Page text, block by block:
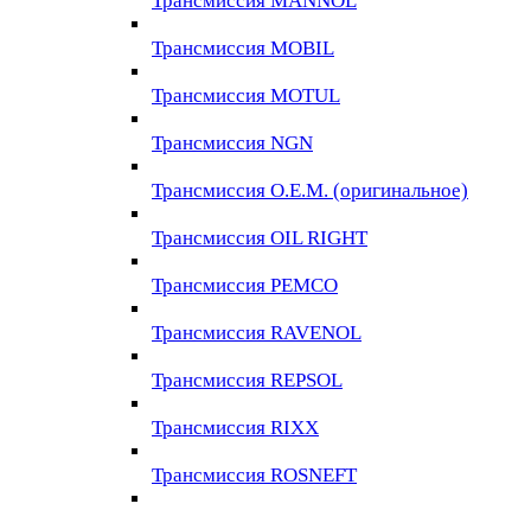
Трансмиссия MOBIL
Трансмиссия MOTUL
Трансмиссия NGN
Трансмиссия O.E.M. (оригинальное)
Трансмиссия OIL RIGHT
Трансмиссия PEMCO
Трансмиссия RAVENOL
Трансмиссия REPSOL
Трансмиссия RIXX
Трансмиссия ROSNEFT